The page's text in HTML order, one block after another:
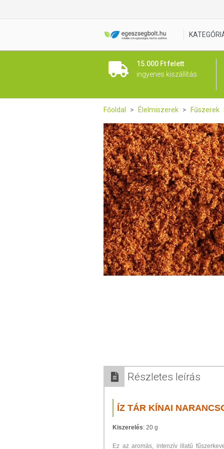
15.000 Ft felett
ingyenes kiszállítás
Főoldal Élelmiszerek Fűszerek
Részletes leírás
ÍZ TÁR KÍNAI
Kiszerelés: 20 g
Ez az aromás, intenzív illatú